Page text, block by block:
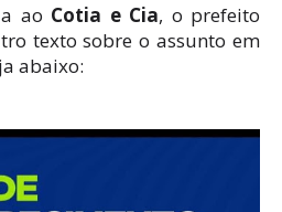
ao Cotia e Cia, o prefeito
texto sobre o assunto em
abaixo: